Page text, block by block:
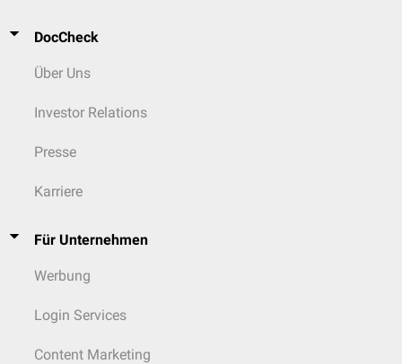
DocCheck
Über Uns
Investor Relations
Presse
Karriere
Für Unternehmen
Werbung
Login Services
Content Marketing